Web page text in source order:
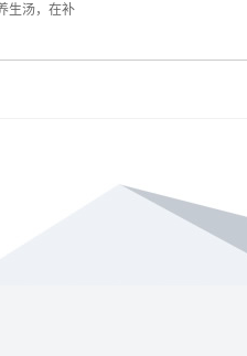
生汤，在补